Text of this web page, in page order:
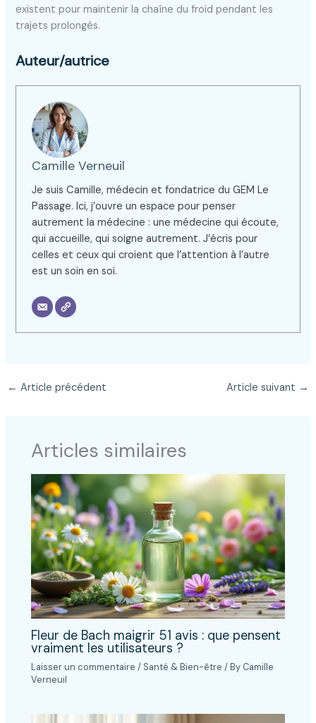
existent pour maintenir la chaîne du froid pendant les
trajets prolongés.
Auteur/autrice
Camille Verneuil
Je suis Camille, médecin et fondatrice du GEM Le
Passage. Ici, j’ouvre un espace pour penser
autrement la médecine : une médecine qui écoute,
qui accueille, qui soigne autrement. J’écris pour
celles et ceux qui croient que l’attention à l’autre
est un soin en soi.
← Article précédent Article suivant →
Articles similaires
Fleur de Bach maigrir 51 avis : que pensent
vraiment les utilisateurs ?
Laisser un commentaire / Santé & Bien-être / By Camille
Verneuil